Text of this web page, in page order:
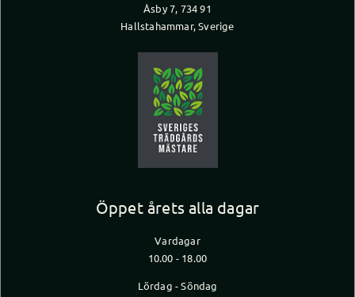
Åsby 7, 734 91
Hallstahammar, Sverige
Öppet årets alla dagar
Vardagar
10.00 - 18.00
Lördag - Söndag